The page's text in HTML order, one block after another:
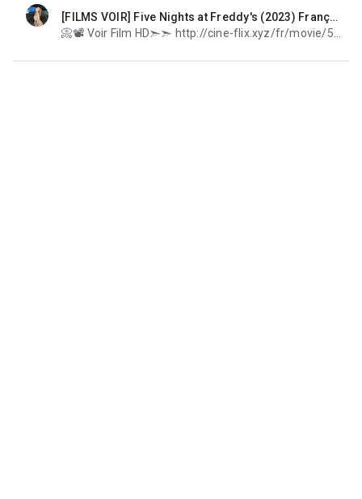
[FILMS VOIR] Five Nights at Freddy's (2023) Français Gratuit et VF Complet
unread,